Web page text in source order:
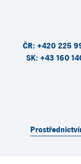
ČR: +420 225
SK: +43 160